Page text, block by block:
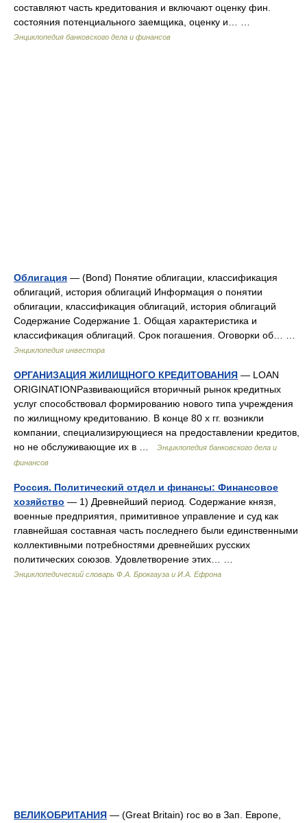
составляют часть кредитования и включают оценку фин.
состояния потенциального заемщика, оценку и… …
Энциклопедия банковского дела и финансов
Облигация — (Вond) Понятие облигации, классификация
облигаций, история облигаций Информация о понятии
облигации, классификация облигаций, история облигаций
Содержание Содержание 1. Общая характеристика и
классификация облигаций. Срок погашения. Оговорки об… …
Энциклопедия инвестора
ОРГАНИЗАЦИЯ ЖИЛИЩНОГО КРЕДИТОВАНИЯ — LOAN
ORIGINATIONРазвивающийся вторичный рынок кредитных
услуг способствовал формированию нового типа учреждения
по жилищному кредитованию. В конце 80 х гг. возникли
компании, специализирующиеся на предоставлении кредитов,
но не обслуживающие их в …
Энциклопедия банковского дела и
финансов
Россия. Политический отдел и финансы: Финансовое
хозяйство — 1) Древнейший период. Содержание князя,
военные предприятия, примитивное управление и суд как
главнейшая составная часть последнего были единственными
коллективными потребностями древнейших русских
политических союзов. Удовлетворение этих… …
Энциклопедический словарь Ф.А. Брокгауза и И.А. Ефрона
ВЕЛИКОБРИТАНИЯ — (Great Britain) гос во в Зап. Европе,